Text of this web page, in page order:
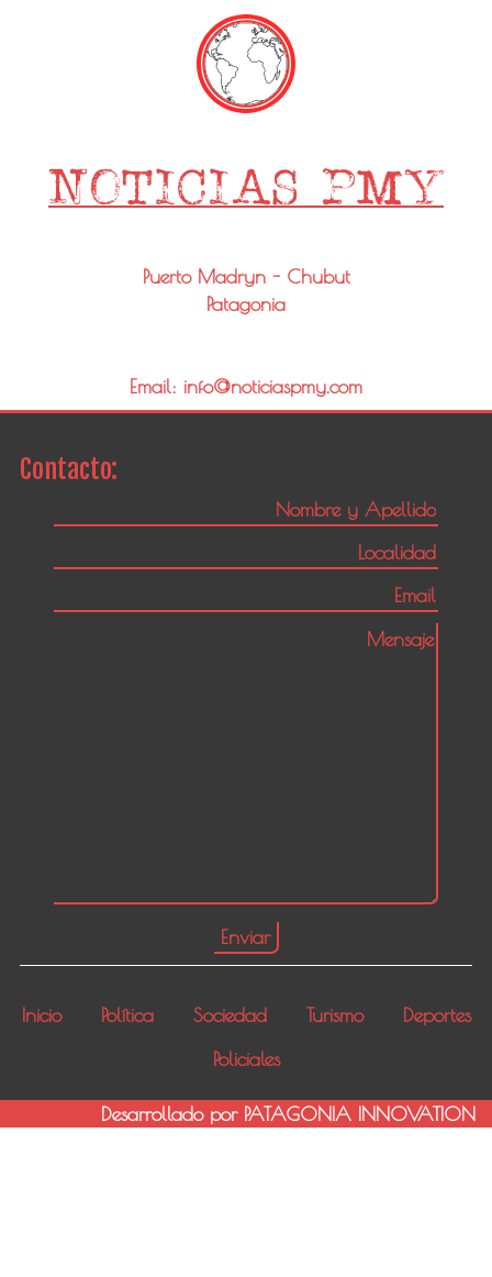
Puerto Madryn - Chubut
Patagonia
Email: info@noticiaspmy.com
Contacto:
Inicio Política Sociedad Turismo
Deportes
Policiales
Desarrollado por PATAGONIA INNOVATION